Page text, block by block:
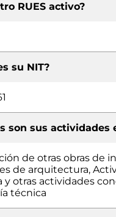
RUES activo?
su NIT?
son sus actividades
de otras obras de
de arquitectura,
y otras actividades
técnica